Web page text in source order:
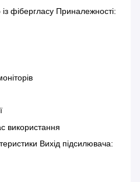
фібергласу Приналежності:
використання
Вихід підсилювача: